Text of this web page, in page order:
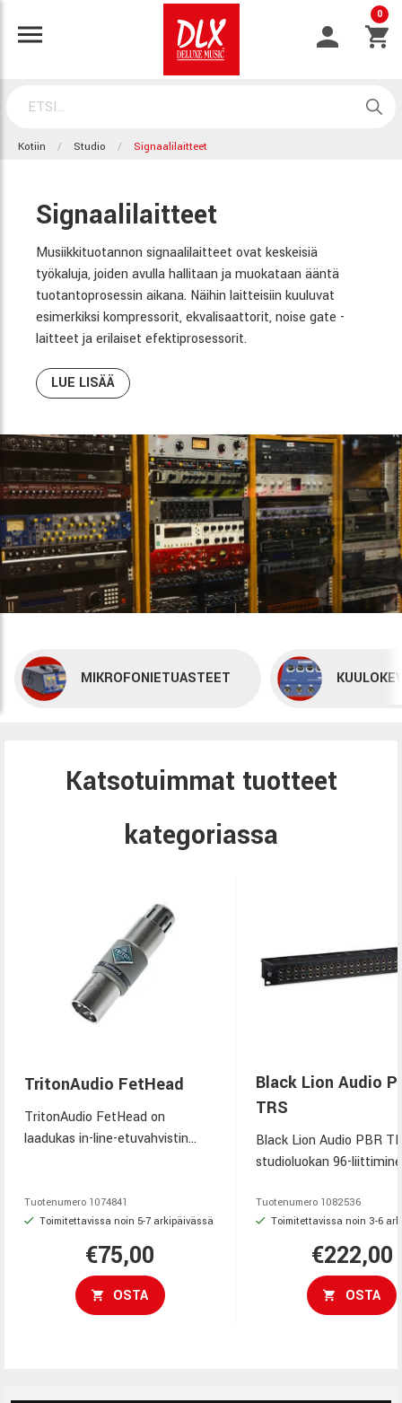
0
Kotiin Studio Signaalilaitteet
Signaalilaitteet
Musiikkituotannon signaalilaitteet ovat keskeisiä
työkaluja, joiden avulla hallitaan ja muokataan ääntä
tuotantoprosessin aikana. Näihin laitteisiin kuuluvat
esimerkiksi kompressorit, ekvalisaattorit, noise gate -
laitteet ja erilaiset efektiprosessorit.
LUE LISÄÄ
MIKROFONIETUASTEET
Katsotuimmat tuotteet
kategoriassa
TritonAudio FetHead
TritonAudio FetHead on
laadukas in-line-etuvahvistin
puhdasta vahvistusta ilman
kohinaa, parantaen äänenlaatua
ja herkkyyttä.
Tuotenumero 1074841
Toimitettavissa noin 5-7 arkipäivässä
€75,00
OSTA
Black Lion Audio
TRS
Black Lion Audio PBR
studioluokan 96-
kultapinnoitetut
grade -liittimet,
normalointi-tilat ja
kestävä metallirakenne
vaativaan
Tuotenumero 1082536
Toimitettavissa noin 3-6
€222,00
OSTA